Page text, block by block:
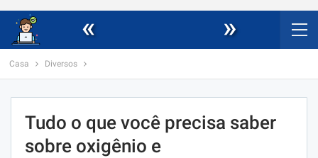
« »
Casa Diversos
Tudo o que você precisa saber
sobre oxigênio e